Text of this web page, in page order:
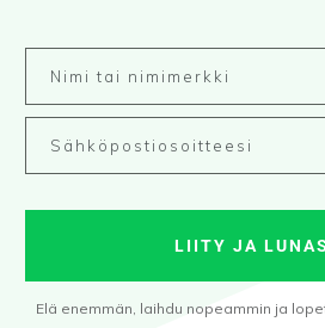
LIITY JA
Elä enemmän, laihdu nopeammin ja